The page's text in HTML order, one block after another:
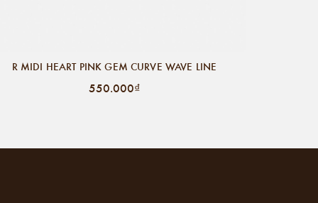
R MIDI HEART PINK GEM CURVE WAVE LINE
550.000₫